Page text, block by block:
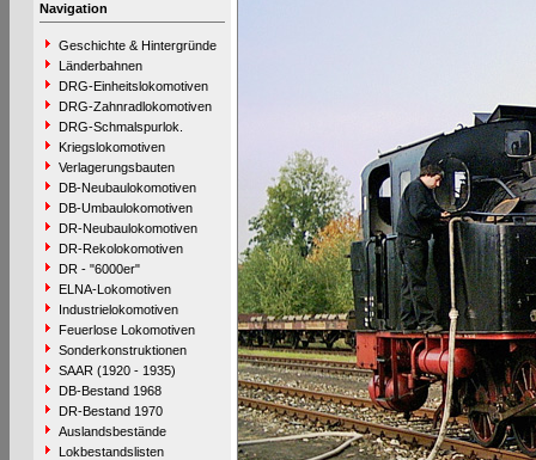
Navigation
Geschichte & Hintergründe
Länderbahnen
DRG-Einheitslokomotiven
DRG-Zahnradlokomotiven
DRG-Schmalspurlok.
Kriegslokomotiven
Verlagerungsbauten
DB-Neubaulokomotiven
DB-Umbaulokomotiven
DR-Neubaulokomotiven
DR-Rekolokomotiven
DR - "6000er"
ELNA-Lokomotiven
Industrielokomotiven
Feuerlose Lokomotiven
Sonderkonstruktionen
SAAR (1920 - 1935)
DB-Bestand 1968
DR-Bestand 1970
Auslandsbestände
Lokbestandslisten